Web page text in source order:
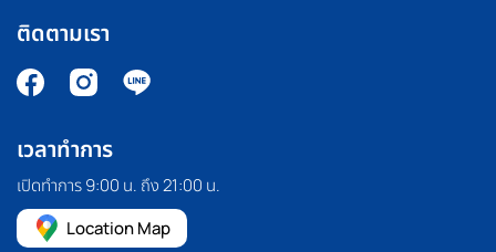
ติดตามเรา
เวลาทำการ
เปิดทำการ 9:00 น. ถึง 21:00 น.
Location Map